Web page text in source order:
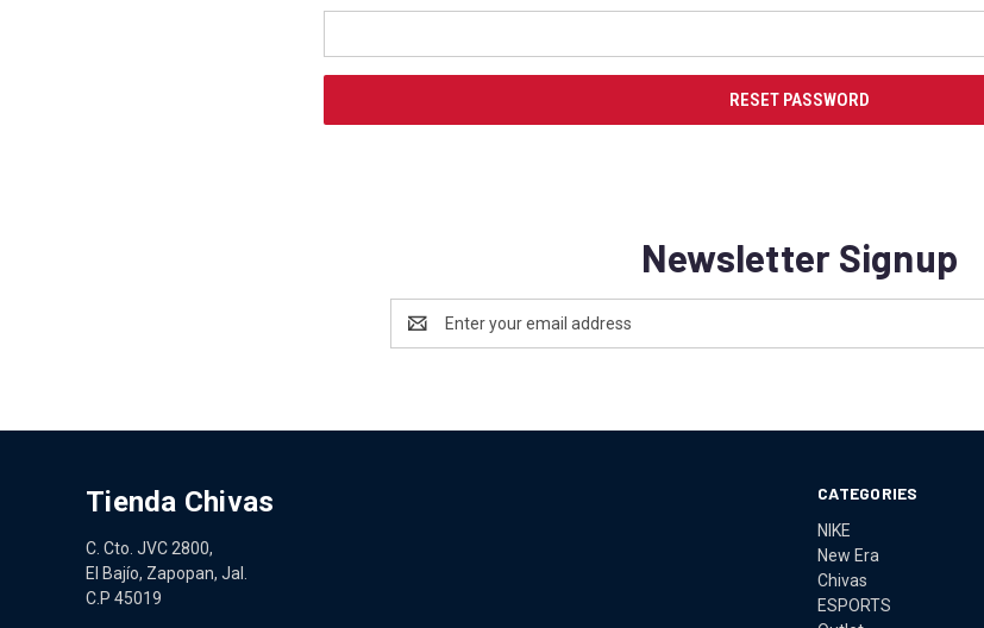
Newsletter Signup
Address
CATEGORIES
NIKE
New Era
Chivas
ESPORTS
Tienda Chivas
C. Cto. JVC 2800,
El Bajío, Zapopan, Jal.
C.P 45019